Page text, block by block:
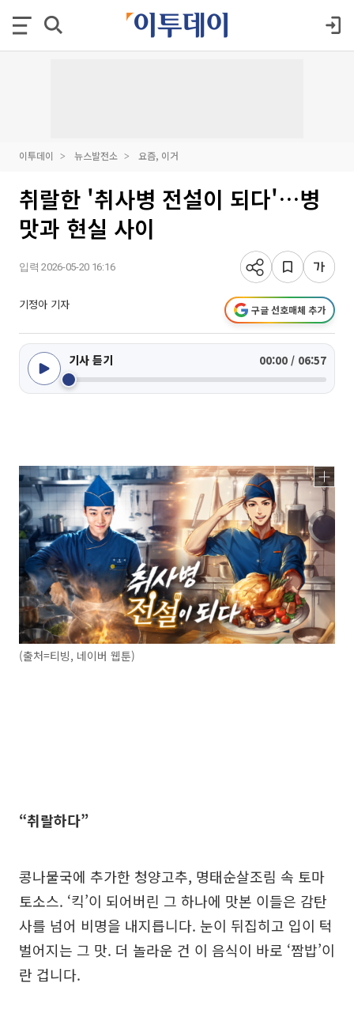
이투데이 뉴스발전소 요즘, 이거
취랄한 '취사병 전설이 되다'…병
맛과 현실 사이
입력 2026-05-20 16:16
기정아 기자 구글 선호매체 추가
기사 듣기 00:00 / 06:57
(출처=티빙, 네이버 웹툰)
“취랄하다”
콩나물국에 추가한 청양고추, 명태순살조림 속 토마
토소스. ‘킥’이 되어버린 그 하나에 맛본 이들은 감탄
사를 넘어 비명을 내지릅니다. 눈이 뒤집히고 입이 턱
벌어지는 그 맛. 더 놀라운 건 이 음식이 바로 ‘짬밥’이
란 겁니다.